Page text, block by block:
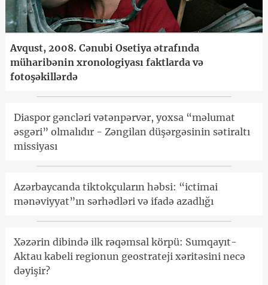
Avqust, 2008. Cənubi Osetiya ətrafında
müharibənin xronologiyası faktlarda və
fotoşəkillərdə
Diaspor gəncləri vətənpərvər, yoxsa “məlumat
əsgəri” olmalıdır - Zəngilan düşərgəsinin sətiraltı
missiyası
Azərbaycanda tiktokçuların həbsi: “ictimai
mənəviyyat”ın sərhədləri və ifadə azadlığı
Xəzərin dibində ilk rəqəmsal körpü: Sumqayıt-
Aktau kabeli regionun geostrateji xəritəsini necə
dəyişir?